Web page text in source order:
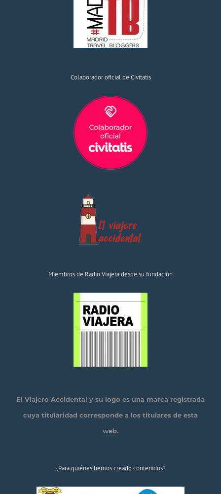
Colaborador oficial de Civitatis
Miembros de Radio Viajera desde su fundación
El Viajero Accidental y su logo es una marca registrada
cuya titularidad corresponde a los titulares de esta
web.
¿Para quiénes hemos creado contenidos?